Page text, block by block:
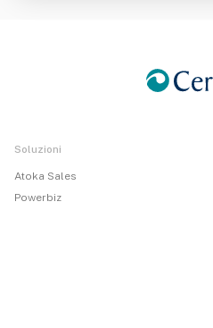
Soluzioni
Atoka Sales
Powerbiz